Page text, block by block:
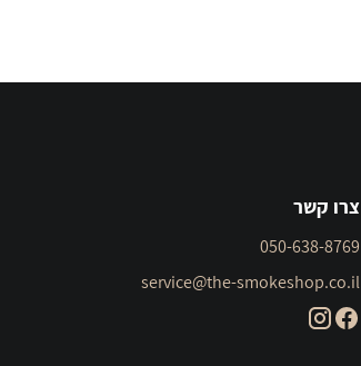
צרו קשר
050-638-8769
service@the-smokeshop.co.il